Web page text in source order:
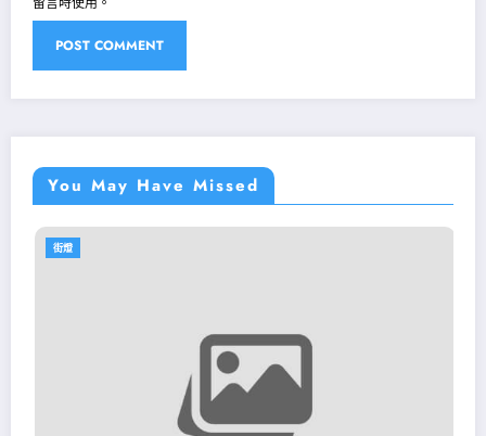
You May Have Missed